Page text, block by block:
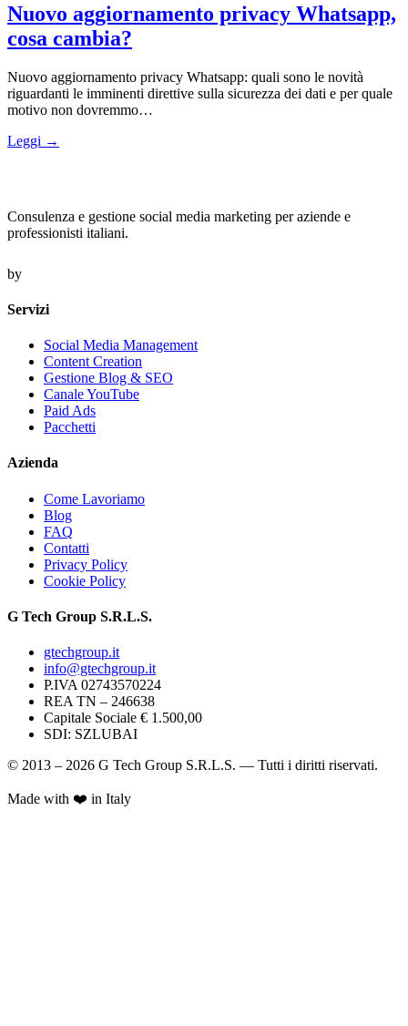
Nuovo aggiornamento privacy Whatsapp,
cosa cambia?
Nuovo aggiornamento privacy Whatsapp: quali sono le novità
riguardanti le imminenti direttive sulla sicurezza dei dati e per quale
motivo non dovremmo…
Leggi →
Consulenza e gestione social media marketing per aziende e
professionisti italiani.
by
Servizi
Social Media Management
Content Creation
Gestione Blog & SEO
Canale YouTube
Paid Ads
Pacchetti
Azienda
Come Lavoriamo
Blog
FAQ
Contatti
Privacy Policy
Cookie Policy
G Tech Group S.R.L.S.
gtechgroup.it
info@gtechgroup.it
P.IVA 02743570224
REA TN – 246638
Capitale Sociale € 1.500,00
SDI: SZLUBAI
© 2013 – 2026 G Tech Group S.R.L.S. — Tutti i diritti riservati.
Made with ❤️ in Italy